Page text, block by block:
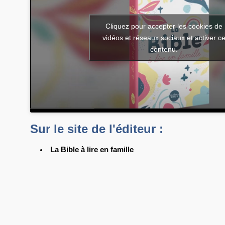
Cliquez pour accepter les cookies de
vidéos et réseaux sociaux et activer
contenu.
Sur le site de l'éditeur :
La Bible à lire en famille